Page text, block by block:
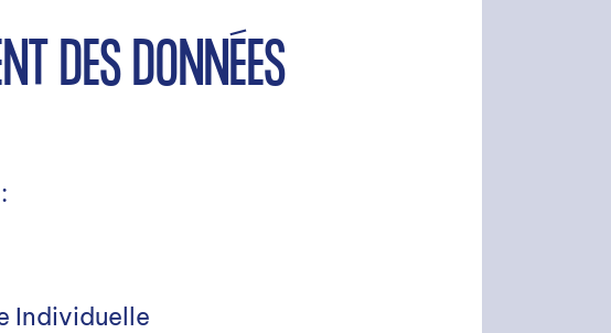
DES DONNÉES
Individuelle